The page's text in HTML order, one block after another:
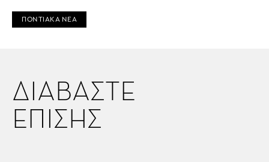
ΠΟΝΤΙΑΚΑ ΝΕΑ
ΔΙΑΒΑΣΤΕ
ΕΠΙΣΗΣ